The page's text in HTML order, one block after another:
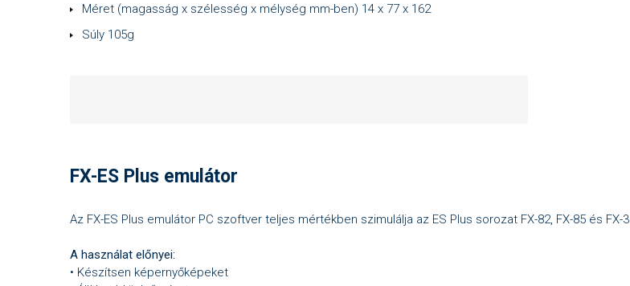
Méret (magasság x szélesség x mélység mm-ben) 14 x 77 x 162
Súly 105g
FX-ES Plus emulátor
Az FX-ES Plus emulátor PC szoftver teljes mértékben szimulálja az ES Plus sorozat FX-82, FX-85 és
A használat előnyei:
• Készítsen képernyőképeket